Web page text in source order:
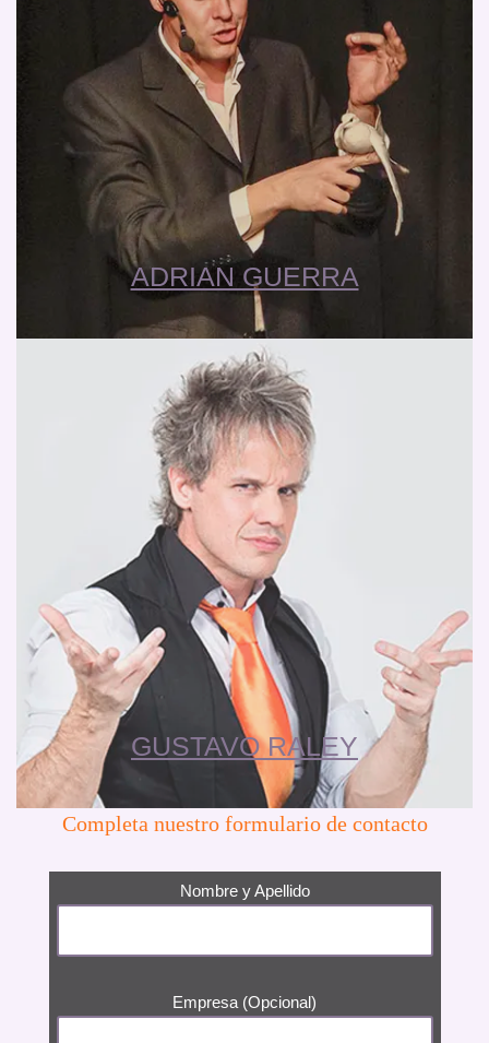
ADRIAN GUERRA
GUSTAVO RALEY
Completa nuestro formulario de contacto
Nombre y Apellido
Empresa (Opcional)